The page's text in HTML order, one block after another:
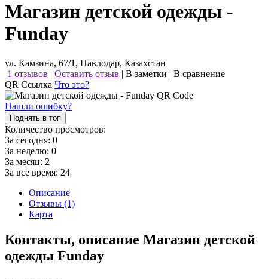
Магазин детской одежды -
Funday
ул. Камзина, 67/1, Павлодар, Казахстан
1 отзывов | Оставить отзыв | В заметки | В сравнение
QR Ссылка Что это?
Нашли ошибку?
Поднять в топ
Количество просмотров:
За сегодня: 0
За неделю: 0
За месяц: 2
За все время: 24
Описание
Отзывы (1)
Карта
Контакты, описание Магазин детской
одежды Funday